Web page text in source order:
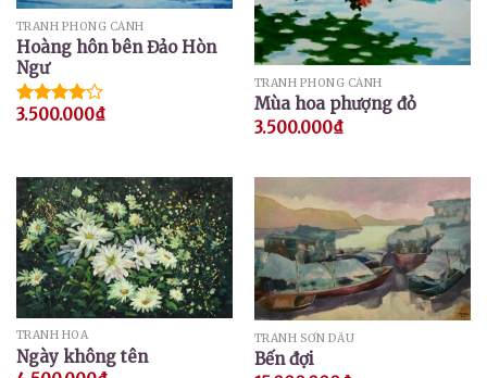
TRANH PHONG CẢNH
Hoàng hôn bên Đảo Hòn
Ngư
Được
3.500.000₫
TRANH PHONG CẢNH
Mùa hoa phượng đỏ
3.500.000₫
TRANH HOA
Ngày không tên
TRANH SƠN DẦU
Bến đợi